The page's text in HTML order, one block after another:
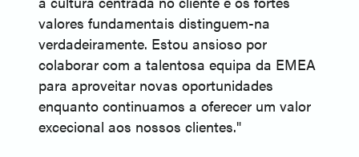
valores fundamentais distinguem-na
verdadeiramente. Estou ansioso por
colaborar com a talentosa equipa da EMEA
para aproveitar novas oportunidades
enquanto continuamos a oferecer um valor
excecional aos nossos clientes."